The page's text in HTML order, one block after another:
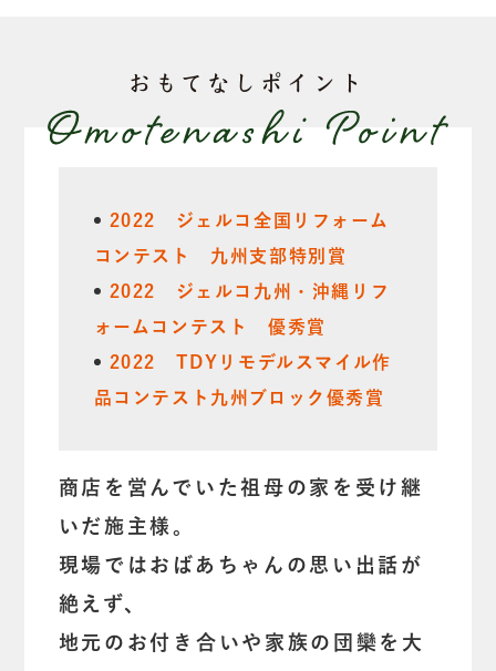
おもてなしポイント
2022 ジェルコ全国リフォーム
コンテスト
九州支部特別賞
2022 ジェルコ九州・沖縄リフ
ォームコンテスト 優秀賞
2022 TDYリモデルスマイル作
品コンテスト九州ブロック優秀賞
商店を営んでいた祖母の家を受け継
いだ施主様。
現場ではおばあちゃんの思い出話が
絶えず、
地元のお付き合いや家族の団欒を大